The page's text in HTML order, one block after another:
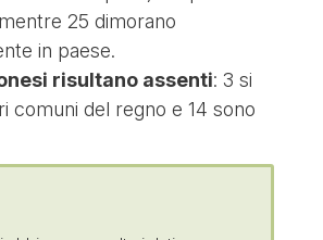
25 dimorano
in paese.
risultano assenti: 3 si
comuni del regno e 14 sono